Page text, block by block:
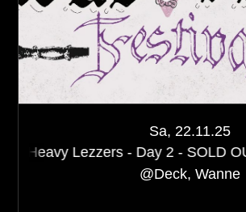
Sa, 22.11.25
- Day 2 - SOLD OUT!
Loud and
@Deck, Wanne